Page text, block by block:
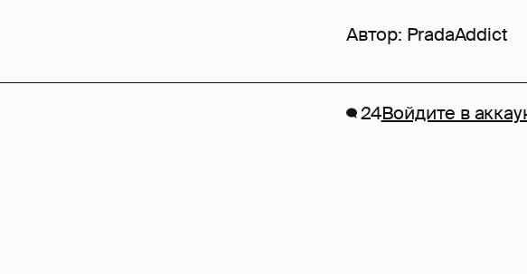
Автор: PradaAddict
24Войдите в